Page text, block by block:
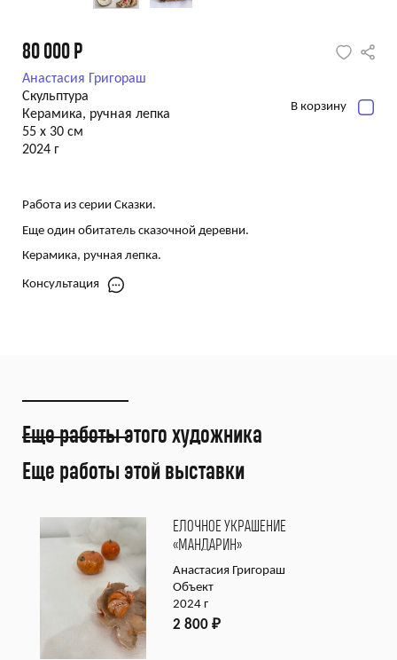
80 000 Р
Анастасия Григораш
Скульптура
Керамика, ручная лепка
55 х 30 см
2024 г
В корзину
Работа из серии Сказки.
Еще один обитатель сказочной деревни.
Керамика, ручная лепка.
Консультация
Еще работы этого художника
Еще работы этой выставки
ЕЛОЧНОЕ УКРАШЕНИЕ
«МАНДАРИН»
Анастасия Григораш
Объект
2024 г
2 800 ₽